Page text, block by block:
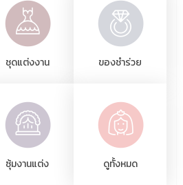
ชุดแต่งงาน ของชำร่วย
ซุ้มงานแต่ง ดูทั้งหมด